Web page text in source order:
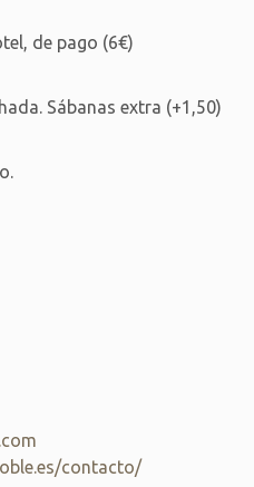
de pago (6€)
Sábanas extra (+1,50)
contacto/